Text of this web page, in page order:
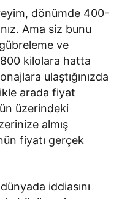
dönümde 400-
Ama siz bunu
ve
kilolara hatta
ulaştığınızda
arada fiyat
üzerindeki
almış
fiyatı gerçek
iddiasını